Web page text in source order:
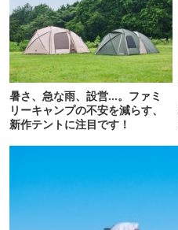
暑さ、急な雨、設営…。ファミ
リーキャンプの不安を減らす、
新作テントに注目です！